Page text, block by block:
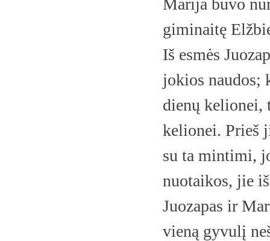
Marija buvo
giminaitę
Iš esmės
jokios naudos;
dienų kelionei,
kelionei. Prieš
su ta mintimi,
nuotaikos, jie
Juozapas ir
vieną gyvulį